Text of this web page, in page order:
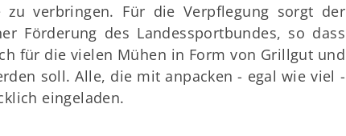
zu verbringen. Für die Verpflegung sorgt der
Förderung des Landessportbundes, so dass
für die vielen Mühen in Form von Grillgut und
soll. Alle, die mit anpacken - egal wie viel -
eingeladen.